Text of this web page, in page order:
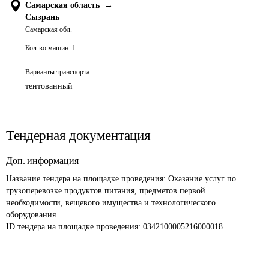
Самарская область
→
Сызрань
Самарская обл.
Кол-во машин: 1
Варианты транспорта
тентованный
Тендерная документация
Доп. информация
Название тендера на площадке проведения: Оказание услуг по
грузоперевозке продуктов питания, предметов первой
необходимости, вещевого имущества и технологического
оборудования
ID тендера на площадке проведения: 0342100005216000018